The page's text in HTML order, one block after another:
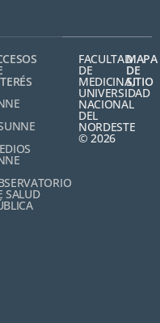
SALUD
FACULTAD
DE
MEDICINA,
UNIVERSIDAD
NACIONAL
DEL
NORDESTE
© 2026
MAPA
DE
SITIO